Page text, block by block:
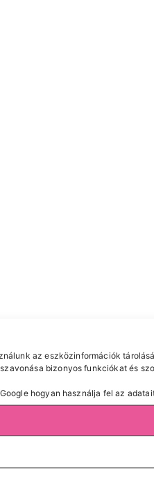
az eszközinformációk
bizonyos funkciókat és
hogyan használja fel az